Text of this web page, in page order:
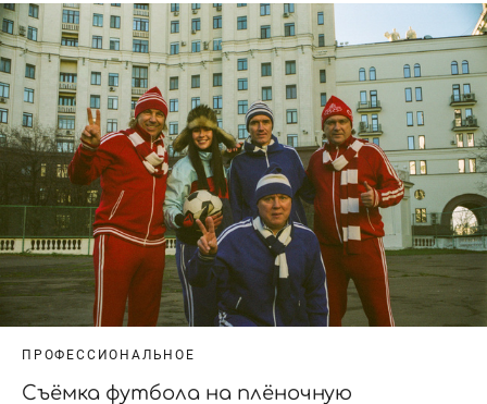
ПРОФЕССИОНАЛЬНОЕ
Съёмка футбола на плёночную